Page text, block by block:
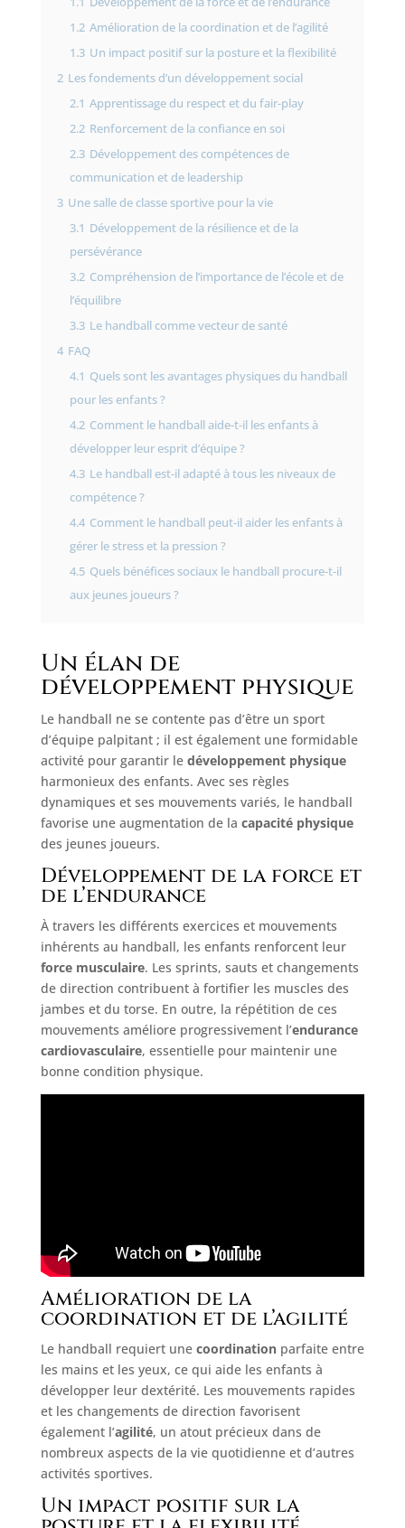
1.2 Amélioration de la coordination et de l’agilité
1.3 Un impact positif sur la posture et la flexibilité
2 Les fondements d’un développement social
2.1 Apprentissage du respect et du fair-play
2.2 Renforcement de la confiance en soi
2.3 Développement des compétences de
communication et de leadership
3 Une salle de classe sportive pour la vie
3.1 Développement de la résilience et de la
persévérance
3.2 Compréhension de l’importance de l’école et de
l’équilibre
3.3 Le handball comme vecteur de santé
4 FAQ
4.1 Quels sont les avantages physiques du handball
pour les enfants ?
4.2 Comment le handball aide-t-il les enfants à
développer leur esprit d’équipe ?
4.3 Le handball est-il adapté à tous les niveaux de
compétence ?
4.4 Comment le handball peut-il aider les enfants à
gérer le stress et la pression ?
4.5 Quels bénéfices sociaux le handball procure-t-il
aux jeunes joueurs ?
Un élan de
développement physique
Le handball ne se contente pas d’être un sport
d’équipe palpitant ; il est également une formidable
activité pour garantir le développement physique
harmonieux des enfants. Avec ses règles
dynamiques et ses mouvements variés, le handball
favorise une augmentation de la capacité physique
des jeunes joueurs.
Développement de la force et
de l’endurance
À travers les différents exercices et mouvements
inhérents au handball, les enfants renforcent leur
force musculaire. Les sprints, sauts et changements
de direction contribuent à fortifier les muscles des
jambes et du torse. En outre, la répétition de ces
mouvements améliore progressivement l’endurance
cardiovasculaire, essentielle pour maintenir une
bonne condition physique.
Amélioration de la
coordination et de l’agilité
Le handball requiert une coordinationparfaite entre
les mains et les yeux, ce qui aide les enfants à
développer leur dextérité. Les mouvements rapides
et les changements de direction favorisent
également l’agilité, un atout précieux dans de
nombreux aspects de la vie quotidienne et d’autres
activités sportives.
Un impact positif sur la